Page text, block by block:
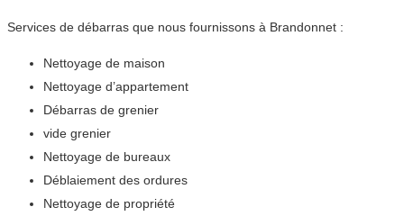
Services de débarras que nous fournissons à Brandonnet :
Nettoyage de maison
Nettoyage d’appartement
Débarras de grenier
vide grenier
Nettoyage de bureaux
Déblaiement des ordures
Nettoyage de propriété